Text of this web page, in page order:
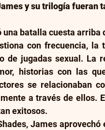
y su trilogía fueran
batalla cuesta
con frecuencia,
de jugadas sexual. La
historias con las
se relacionaban
a través de ellos.
exitosos.
James